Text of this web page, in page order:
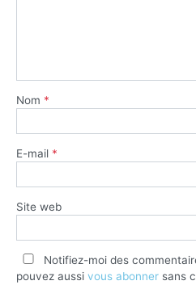
Nom *
E-mail *
Site web
Notifiez-moi des
pouvez aussi vous abonner sans